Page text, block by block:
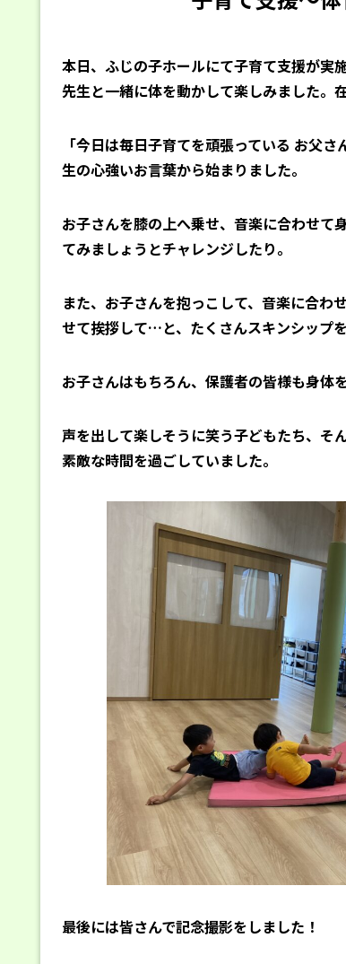
本日、ふじの子ホールにて子育て支援が実
先生と一緒に体を動かして楽しみました。
「今日は毎日子育てを頑張っている お父
生の心強いお言葉から始まりました。
お子さんを膝の上へ乗せ、音楽に合わせて
てみましょうとチャレンジしたり。
また、お子さんを抱っこして、音楽に合わ
せて挨拶して…と、たくさんスキンシップ
お子さんはもちろん、保護者の皆様も身体
声を出して楽しそうに笑う子どもたち、そ
素敵な時間を過ごしていました。
最後には皆さんで記念撮影をしました！